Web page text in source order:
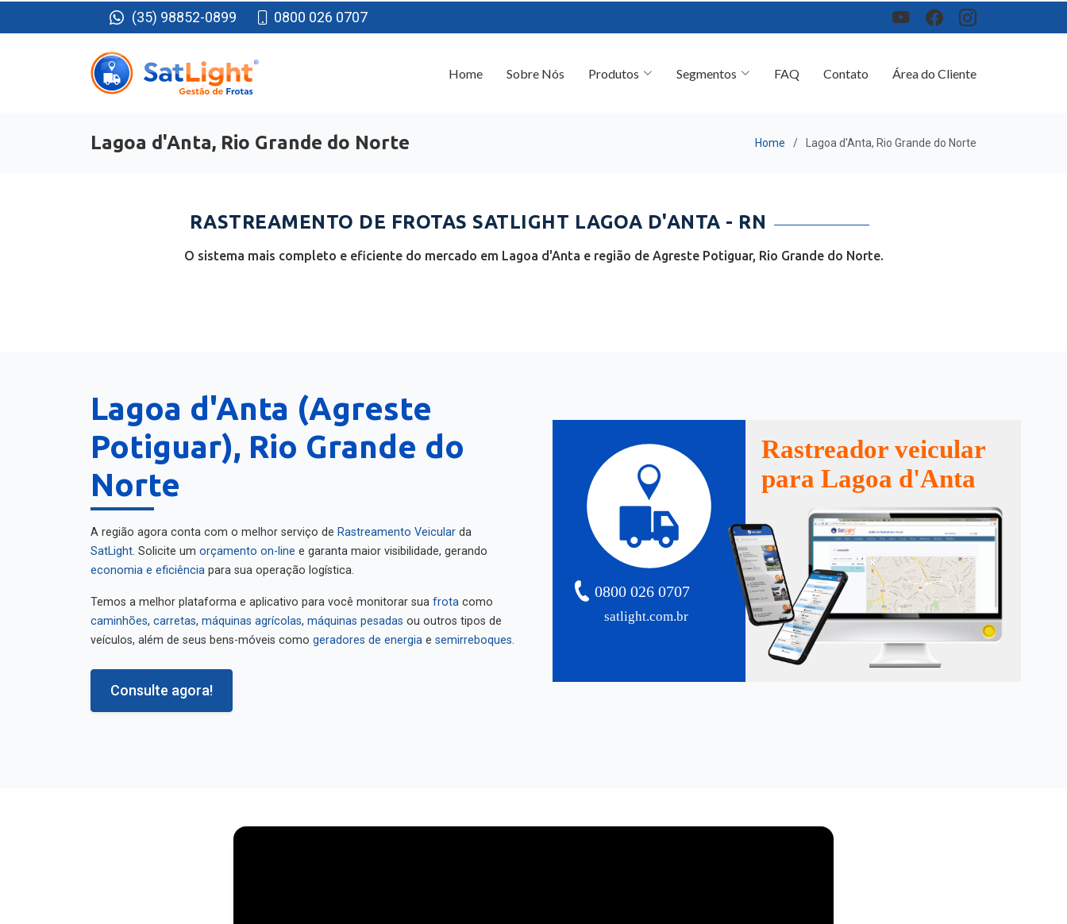
(35) 98852-0899 0800 026 0707
Home Sobre Nós Produtos Segmentos FAQ Contato Área do Cliente
Lagoa d'Anta, Rio Grande do Norte Home Lagoa d'Anta, Rio Grande do Norte
RASTREAMENTO DE FROTAS SATLIGHT LAGOA D'ANTA - RN
O sistema mais completo e eficiente do mercado em Lagoa d'Anta e região de Agreste Potiguar, Rio Grande do Norte.
Lagoa d'Anta (Agreste
Potiguar), Rio Grande do
Norte
A região agora conta com o melhor serviço de Rastreamento Veicular da
SatLight . Solicite um orçamento on-line e garanta maior visibilidade, gerando
economia e eficiência para sua operação logística.
Temos a melhor plataforma e aplicativo para você monitorar sua frota como
caminhões carretas máquinas agrícolas máquinas pesadas ou outros tipos de
veículos, além de seus bens-móveis como geradores de energia e semirreboques
Consulte agora!
satlight.com.br
0800 026 0707
Rastreador veicular
para Lagoa d'Anta